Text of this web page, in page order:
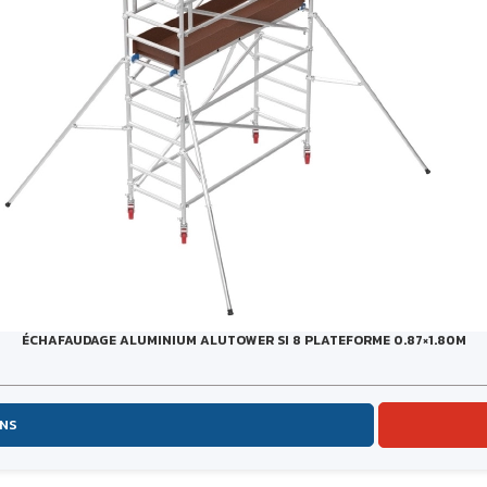
ÉCHAFAUDAGE ALUMINIUM ALUTOWER SI 8 PLATEFORME 0.87×1.80M